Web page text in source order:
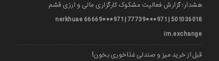
هشدار: گزارش فعالیت مشکوک کارگزاری مالی و ارزی قشم
501036018 | 971***77739 | 971***66669 nerkhuae
irn.exchange
قبل از خرید میز و صندلی غذاخوری بخون!